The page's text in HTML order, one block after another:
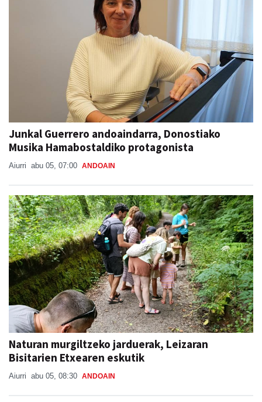
Junkal Guerrero andoaindarra, Donostiako
Musika Hamabostaldiko protagonista
Aiurri abu 05, 07:00 ANDOAIN
Naturan murgiltzeko jarduerak, Leizaran
Bisitarien Etxearen eskutik
Aiurri abu 05, 08:30 ANDOAIN